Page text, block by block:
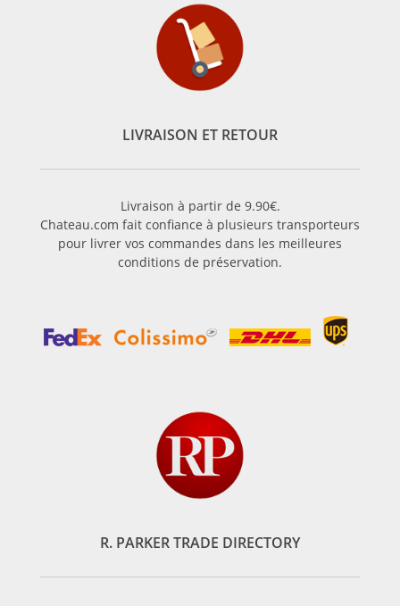
LIVRAISON ET RETOUR
Livraison à partir de 9.90€.
Chateau.com fait confiance à plusieurs transporteurs
pour livrer vos commandes dans les meilleures
conditions de préservation.
R. PARKER TRADE DIRECTORY